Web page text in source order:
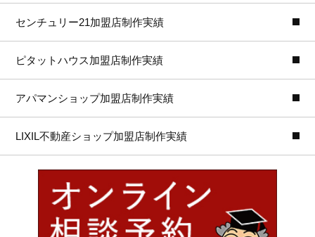
センチュリー21加盟店制作実績
ピタットハウス加盟店制作実績
アパマンショップ加盟店制作実績
LIXIL不動産ショップ加盟店制作実績